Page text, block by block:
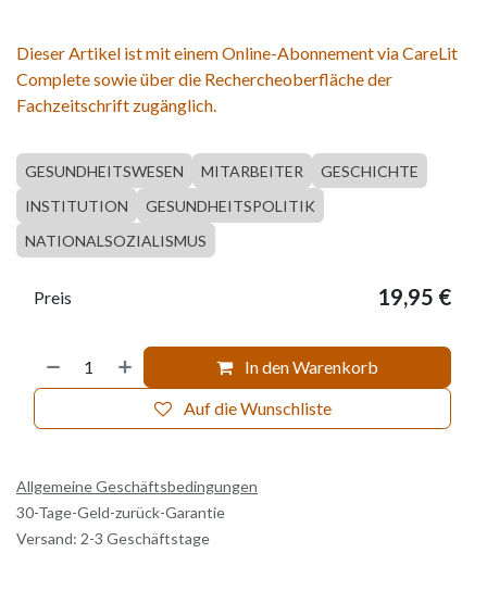
Dieser Artikel ist mit einem Online-Abonnement via CareLit
Complete sowie über die Rechercheoberfläche der
Fachzeitschrift zugänglich.
GESUNDHEITSWESEN MITARBEITER
GESCHICHTE
INSTITUTION
GESUNDHEITSPOLITIK
NATIONALSOZIALISMUS
In den Warenkorb
Auf die Wunschliste
Preis 19,95 €
Allgemeine Geschäftsbedingungen
30-Tage-Geld-zurück-Garantie
Versand: 2-3 Geschäftstage